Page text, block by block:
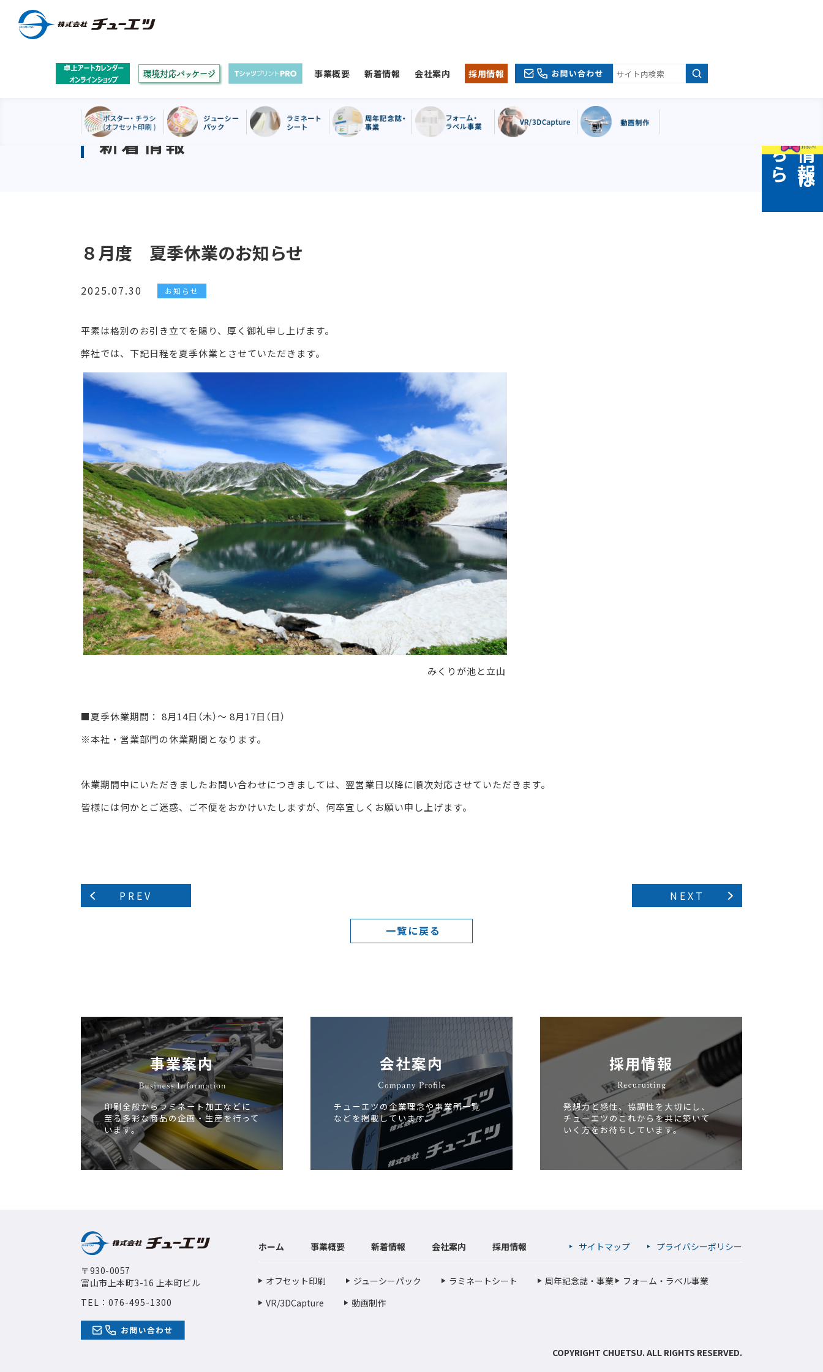
事業概要 新着情報 会社案内 採用情報
採
用情
報
は
こち
ら
新着情報
８月度 夏季休業のお知らせ
2025.07.30 お知らせ
平素は格別のお引き立てを賜り、厚く御礼申し上げます。
弊社では、下記日程を夏季休業とさせていただきます。
みくりが池と立山
■夏季休業期間： 8月14日（木）～ 8月17日（日）
※本社・営業部門の休業期間となります。
休業期間中にいただきましたお問い合わせにつきましては、翌営業日以降に順次対応させていただきます。
皆様には何かとご迷惑、ご不便をおかけいたしますが、何卒宜しくお願い申し上げます。
PREV NEXT
一覧に戻る
事業案内
印刷全般からラミネート加工などに
至る多彩な商品の企画・生産を行って
います。
会社案内
チューエツの企業理念や事業所一覧
などを掲載しています。
採用情報
発想力と感性、協調性を大切にし、
チューエツのこれからを共に築いて
いく方をお待ちしています。
〒930-0057
富山市上本町3-16 上本町ビル
TEL： 076-495-1300
ホーム 事業概要 新着情報 会社案内 採用情報 サイトマップ プライバシーポリシー
オフセット印刷 ジューシーパック ラミネートシート 周年記念誌・事業
フォーム・ラベル事業
VR/3DCapture
動画制作
COPYRIGHT CHUETSU. ALL RIGHTS RESERVED.